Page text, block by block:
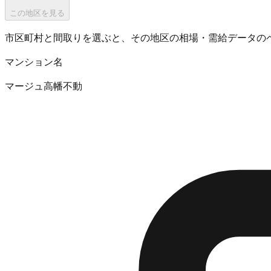
この地区を見る
市区町村と間取りを選ぶと、その地区の相場・需給データの
マンション名
マージュ高幡不動